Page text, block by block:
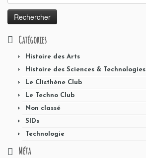
Catégories
Histoire des Arts
Histoire des Sciences & Technologies
Le Clisthène Club
Le Techno Club
Non classé
SIDs
Technologie
Méta